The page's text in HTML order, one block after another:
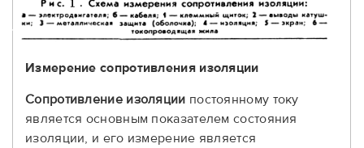
Измерение сопротивления изоляции
Сопротивление изоляции постоянному току
является основным показателем состояния
изоляции, и его измерение является